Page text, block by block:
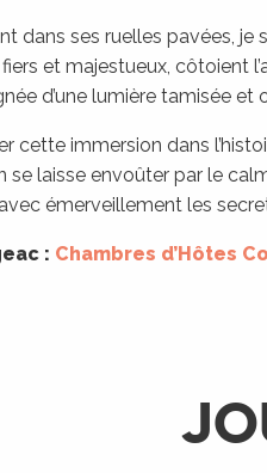
dans ses ruelles pavées,
et majestueux, côtoient
d’une lumière tamisée
cette immersion dans
se laisse envoûter par le
émerveillement les
: Chambres d’Hôtes